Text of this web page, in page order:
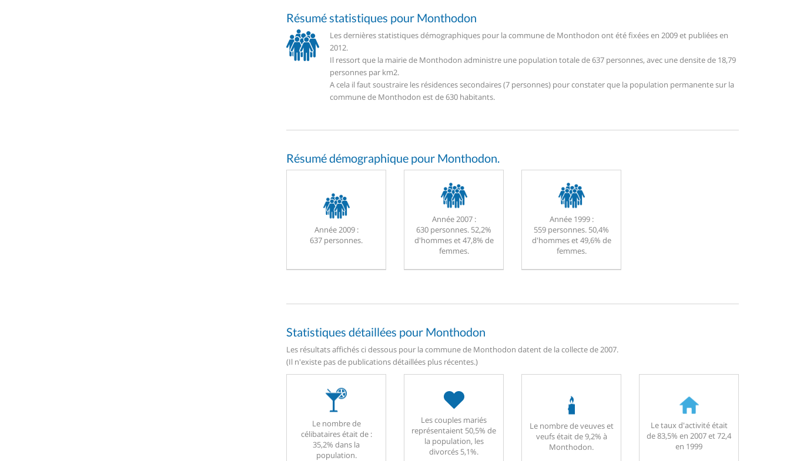
Résumé statistiques pour Monthodon
Les dernières statistiques démographiques pour la commune de Monthodon ont été fixées en 2009 et publiées en
2012.
Il ressort que la mairie de Monthodon administre une population totale de 637 personnes, avec une densite de 18,79
personnes par km2.
A cela il faut soustraire les résidences secondaires (7 personnes) pour constater que la population permanente sur la
commune de Monthodon est de 630 habitants.
Résumé démographique pour Monthodon.
Année 2009 :
637 personnes.
Année 2007 :
630 personnes. 52,2%
d'hommes et 47,8% de
femmes.
Année 1999 :
559 personnes. 50,4%
d'hommes et 49,6% de
femmes.
Statistiques détaillées pour Monthodon
Les résultats affichés ci dessous pour la commune de Monthodon datent de la collecte de 2007.
(Il n'existe pas de publications détaillées plus récentes.)
Le nombre de
célibataires était de :
35,2% dans la
population.
Les couples mariés
représentaient 50,5% de
la population, les
divorcés 5,1%.
Le nombre de veuves et
veufs était de 9,2% à
Monthodon.
Le taux d'activité était
de 83,5% en 2007 et 72,4
en 1999